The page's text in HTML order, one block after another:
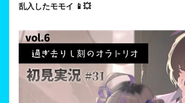
乱入したモモイ 📱💥